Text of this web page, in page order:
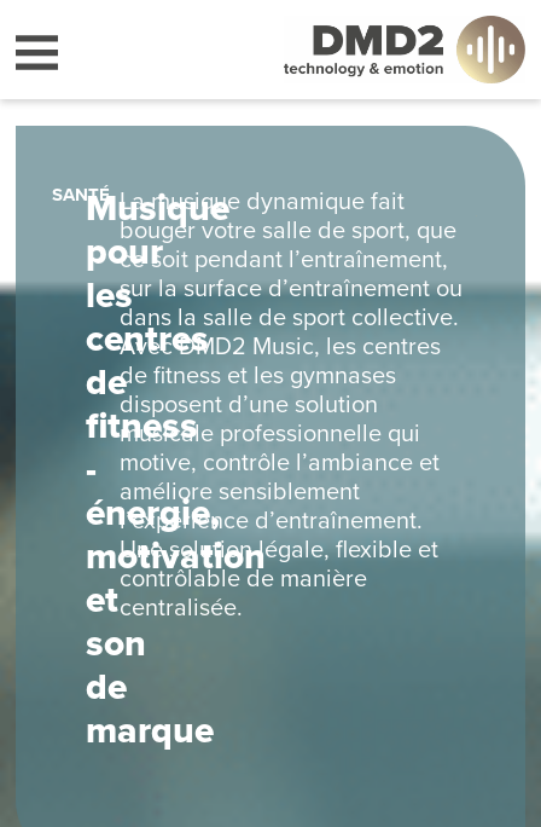
SANTÉMusique
pour
les
centres
de
fitness
-
énergie,
motivation
et
son
de
marque
La musique dynamique fait
bouger votre salle de sport, que
ce soit pendant l’entraînement,
sur la surface d’entraînement ou
dans la salle de sport collective.
Avec DMD2 Music, les centres
de fitness et les gymnases
disposent d’une solution
musicale professionnelle qui
motive, contrôle l’ambiance et
améliore sensiblement
l’expérience d’entraînement.
Une solution légale, flexible et
contrôlable de manière
centralisée.